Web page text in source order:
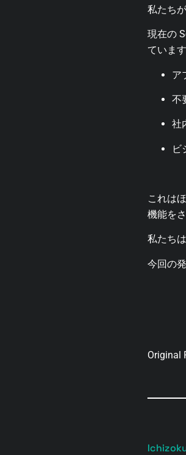
私たち
現在の
ていま
ア
不
社
ビ
これは
機能を
私たち
今回の
Original